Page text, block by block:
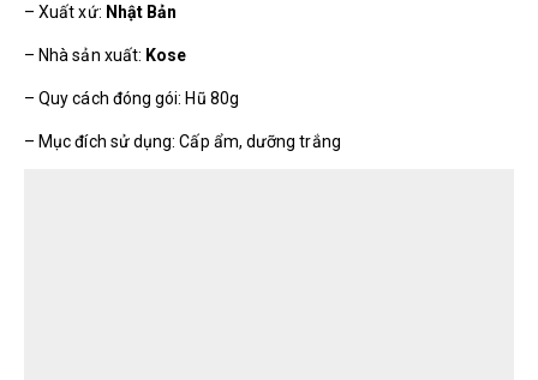
– Xuất xứ: Nhật Bản
– Nhà sản xuất: Kose
– Quy cách đóng gói: Hũ 80g
– Mục đích sử dụng: Cấp ẩm, dưỡng trắng